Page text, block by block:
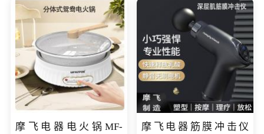
摩飞电器电火锅MF-
摩飞电器筋膜冲击仪